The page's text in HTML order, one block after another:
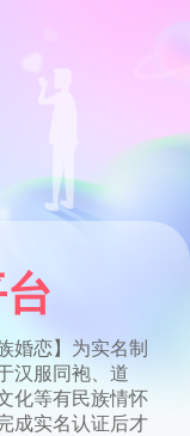
婚恋】为实名制
汉服同袍、道
化等有民族情怀
成实名认证后才